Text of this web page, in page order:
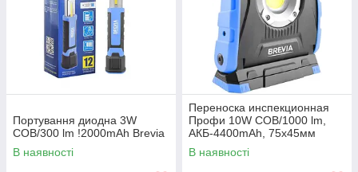
Портування диодна 3W
COB/300 lm !2000mAh Brevia
В наявності
Переноска инспекционная
Профи 10W COB/1000 lm,
АКБ-4400mAh, 75x45мм
Brevia №11410
В наявності